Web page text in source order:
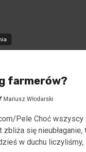
farmerów?
Mariusz Włodarski
Pele Choć wszyscy
zbliża się nieubłaganie,
w duchu liczyliśmy,